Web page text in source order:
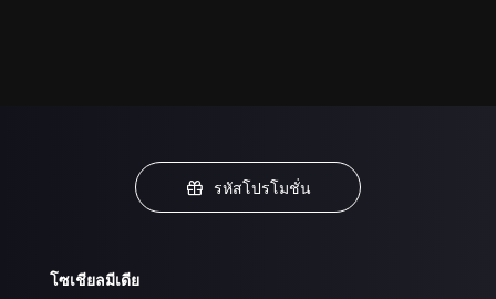
รหัสโปรโมชั่น
โซเชียลมีเดีย